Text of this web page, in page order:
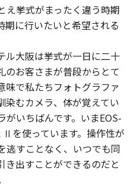
え挙式がまったく違う時期
期に行いたいと希望される
ル大阪は挙式が一日に二十
のお客さまが普段からとて
味で私たちフォトグラファ
染むカメラ、体が覚えてい
がいちばんです。いまEOS-
を使っています。操作性が
逃すことなく、いつでも同
き出すことができるのだと